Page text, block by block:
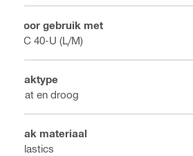
Voor gebruik met
VC 40-U (L/M)
Zaktype
Nat en droog
Zak materiaal
Plastics